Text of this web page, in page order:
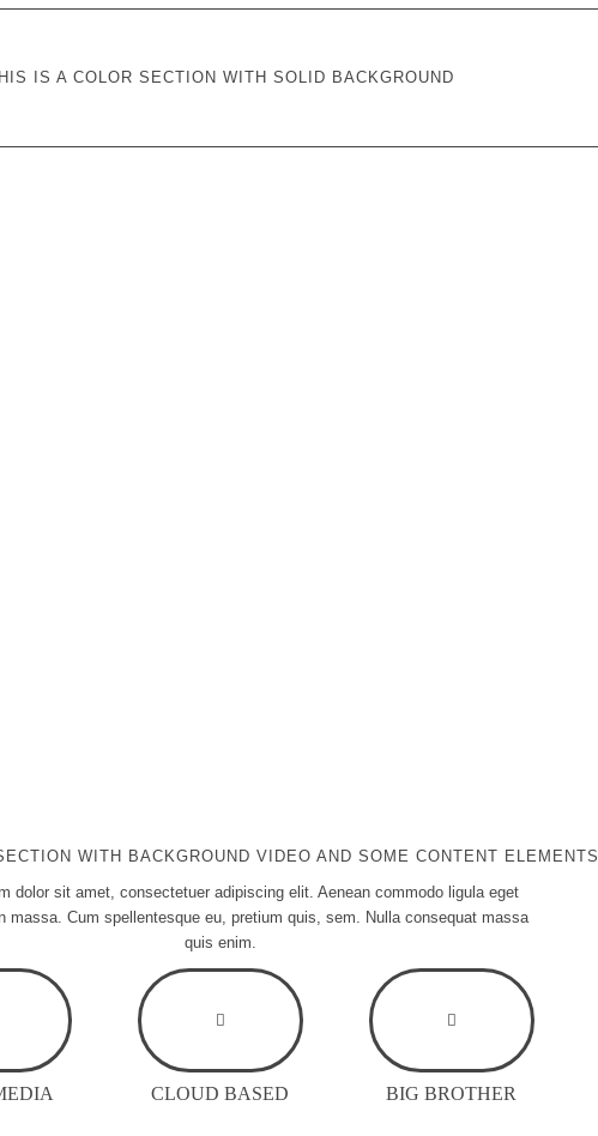
IS A COLOR SECTION WITH SOLID BACKGROUND
WITH BACKGROUND VIDEO AND SOME CONTENT ELEMENTS
dolor sit amet, consectetuer adipiscing elit. Aenean commodo ligula eget
massa. Cum spellentesque eu, pretium quis, sem. Nulla consequat massa
quis enim.
CLOUD BASED BIG BROTHER